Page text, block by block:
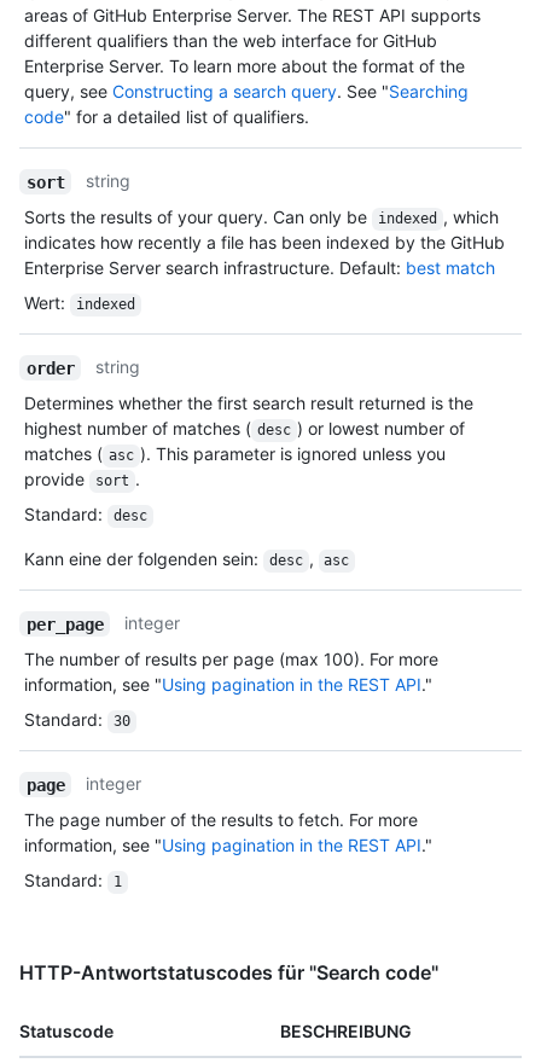
areas of GitHub Enterprise Server. The REST API supports
different qualifiers than the web interface for GitHub
Enterprise Server. To learn more about the format of the
query, see Constructing a search query. See "Searching
code" for a detailed list of qualifiers.
sort
string
Sorts the results of your query. Can only be
indexed , which
indicates how recently a file has been indexed by the GitHub
Enterprise Server search infrastructure. Default: best match
Wert: indexed
order
string
Determines whether the first search result returned is the
highest number of matches ( desc ) or lowest number of
matches ( asc ). This parameter is ignored unless you
provide
sort .
Standard: desc
Kann eine der folgenden sein: desc , asc
per_page
integer
The number of results per page (max 100). For more
information, see "Using pagination in the REST API."
Standard: 30
page
integer
The page number of the results to fetch. For more
information, see "Using pagination in the REST API."
Standard: 1
HTTP-Antwortstatuscodes für "Search code"
Statuscode BESCHREIBUNG